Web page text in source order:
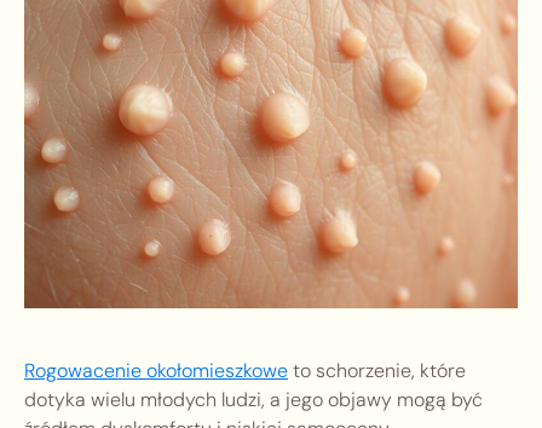
Rogowacenie okołomieszkoweto schorzenie, które
dotyka wielu młodych ludzi, a jego objawy mogą być